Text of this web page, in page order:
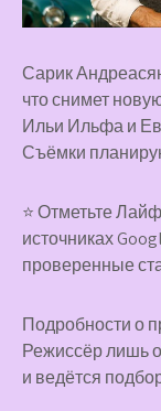
Сарик
что снимет
Ильи Ильфа и
Съёмки
⭐ Отметьте
источниках
проверенные
Подробности о
Режиссёр лишь
и ведётся